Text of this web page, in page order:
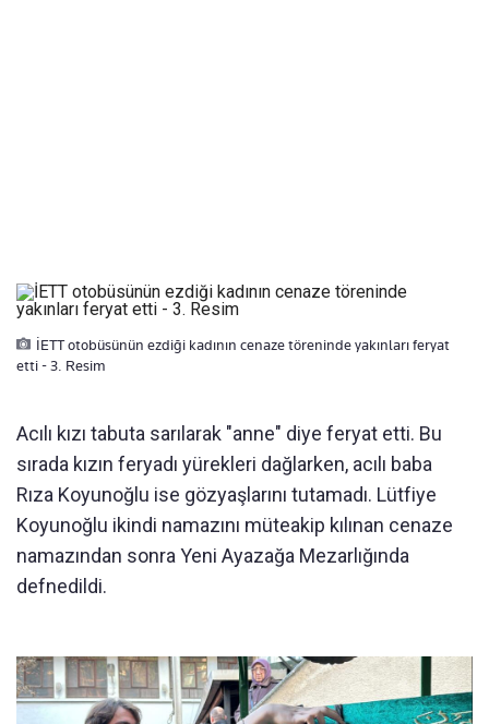
İETT otobüsünün ezdiği kadının cenaze töreninde yakınları feryat
etti - 3. Resim
Acılı kızı tabuta sarılarak "anne" diye feryat etti. Bu
sırada kızın feryadı yürekleri dağlarken, acılı baba
Rıza Koyunoğlu ise gözyaşlarını tutamadı. Lütfiye
Koyunoğlu ikindi namazını müteakip kılınan cenaze
namazından sonra Yeni Ayazağa Mezarlığında
defnedildi.